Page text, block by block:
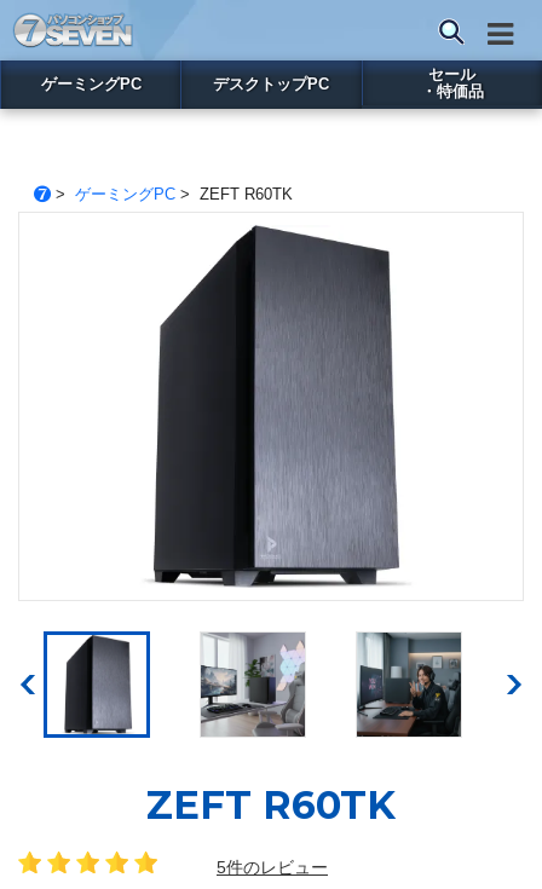
ゲーミングPC デスクトップPC
セール
・特価品
> ゲーミングPC> ZEFT R60TK
ZEFT R60TK
5件のレビュー